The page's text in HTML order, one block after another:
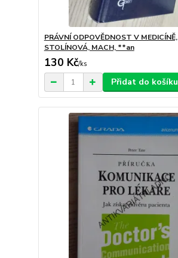
PRÁVNÍ ODPOVĚDNOST V MEDICÍNĚ,
STOLÍNOVÁ, MACH, **an
130 Kč/ks
Přidat do košíku